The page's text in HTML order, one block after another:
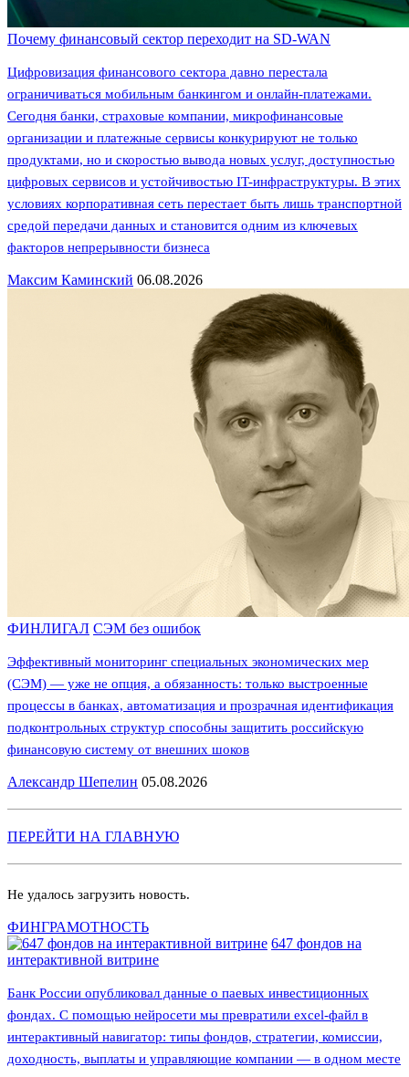
Почему финансовый сектор переходит на SD-WAN
Цифровизация финансового сектора давно перестала
ограничиваться мобильным банкингом и онлайн-платежами.
Сегодня банки, страховые компании, микрофинансовые
организации и платежные сервисы конкурируют не только
продуктами, но и скоростью вывода новых услуг, доступностью
цифровых сервисов и устойчивостью IT-инфраструктуры. В этих
условиях корпоративная сеть перестает быть лишь транспортной
средой передачи данных и становится одним из ключевых
факторов непрерывности бизнеса
Максим Каминский 06.08.2026
ФИНЛИГАЛ СЭМ без ошибок
Эффективный мониторинг специальных экономических мер
(СЭМ) — уже не опция, а обязанность: только выстроенные
процессы в банках, автоматизация и прозрачная идентификация
подконтрольных структур способны защитить российскую
финансовую систему от внешних шоков
Александр Шепелин 05.08.2026
ПЕРЕЙТИ НА ГЛАВНУЮ
Не удалось загрузить новость.
ФИНГРАМОТНОСТЬ
647 фондов на
интерактивной витрине
Банк России опубликовал данные о паевых инвестиционных
фондах. С помощью нейросети мы превратили excel-файл в
интерактивный навигатор: типы фондов, стратегии, комиссии,
доходность, выплаты и управляющие компании — в одном месте